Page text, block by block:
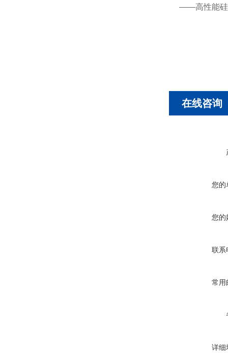
——高性能硅
在线咨询
您的
您的
联系
常用
详细